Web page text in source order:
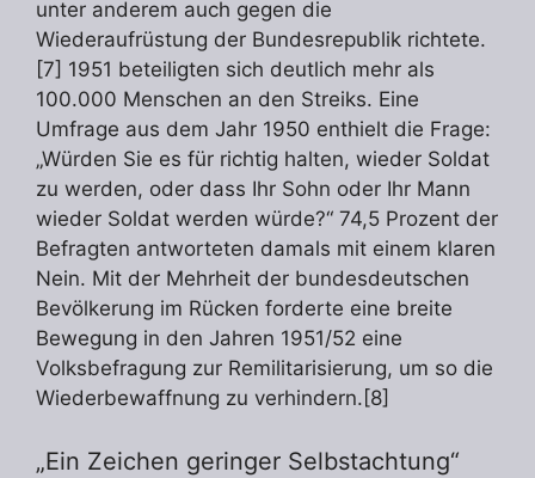
unter anderem auch gegen die
Wiederaufrüstung der Bundesrepublik richtete.
[7] 1951 beteiligten sich deutlich mehr als
100.000 Menschen an den Streiks. Eine
Umfrage aus dem Jahr 1950 enthielt die Frage:
„Würden Sie es für richtig halten, wieder Soldat
zu werden, oder dass Ihr Sohn oder Ihr Mann
wieder Soldat werden würde?“ 74,5 Prozent der
Befragten antworteten damals mit einem klaren
Nein. Mit der Mehrheit der bundesdeutschen
Bevölkerung im Rücken forderte eine breite
Bewegung in den Jahren 1951/52 eine
Volksbefragung zur Remilitarisierung, um so die
Wiederbewaffnung zu verhindern.[8]
„Ein Zeichen geringer Selbstachtung“